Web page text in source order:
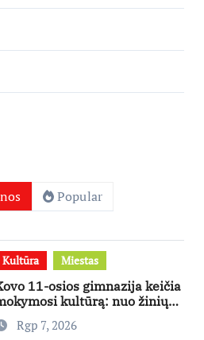
Popular
Kultūra Miestas
11-osios gimnazija keičia
kultūrą: nuo žinių
– prie jų supratimo ir
Rgp 7, 2026